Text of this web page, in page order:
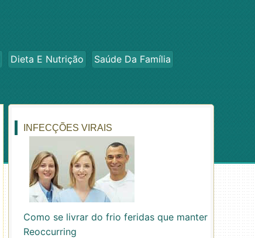
Dieta E Nutrição
Saúde Da Família
INFECÇÕES VIRAIS
Como se livrar do frio feridas que manter
Reoccurring